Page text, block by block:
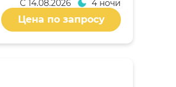
С 14.08.2026 4 ночи
Цена по запросу